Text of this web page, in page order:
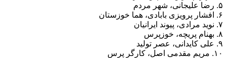
۵. رضا علیجانی، شهر مردم
۶. افشار پرویزی بابادی، هما خوزستان
۷. نوید مرادی، پیوند ایرانیان
۸. بهنام پریچه، خوزپرس
۹. علی کایدانی، عصر تولید
۱۰. مریم مقدمی اصل، کارگر پرس